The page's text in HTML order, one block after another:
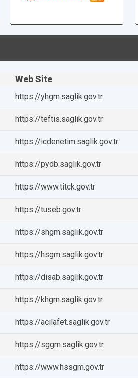
Web Site
https://yhgm.saglik.gov.tr
https://teftis.saglik.gov.tr
https://icdenetim.saglik.gov.tr
https://pydb.saglik.gov.tr
https://www.titck.gov.tr
https://tuseb.gov.tr
https://shgm.saglik.gov.tr
https://hsgm.saglik.gov.tr
https://disab.saglik.gov.tr
https://khgm.saglik.gov.tr
https://acilafet.saglik.gov.tr
https://sggm.saglik.gov.tr
https://www.hssgm.gov.tr